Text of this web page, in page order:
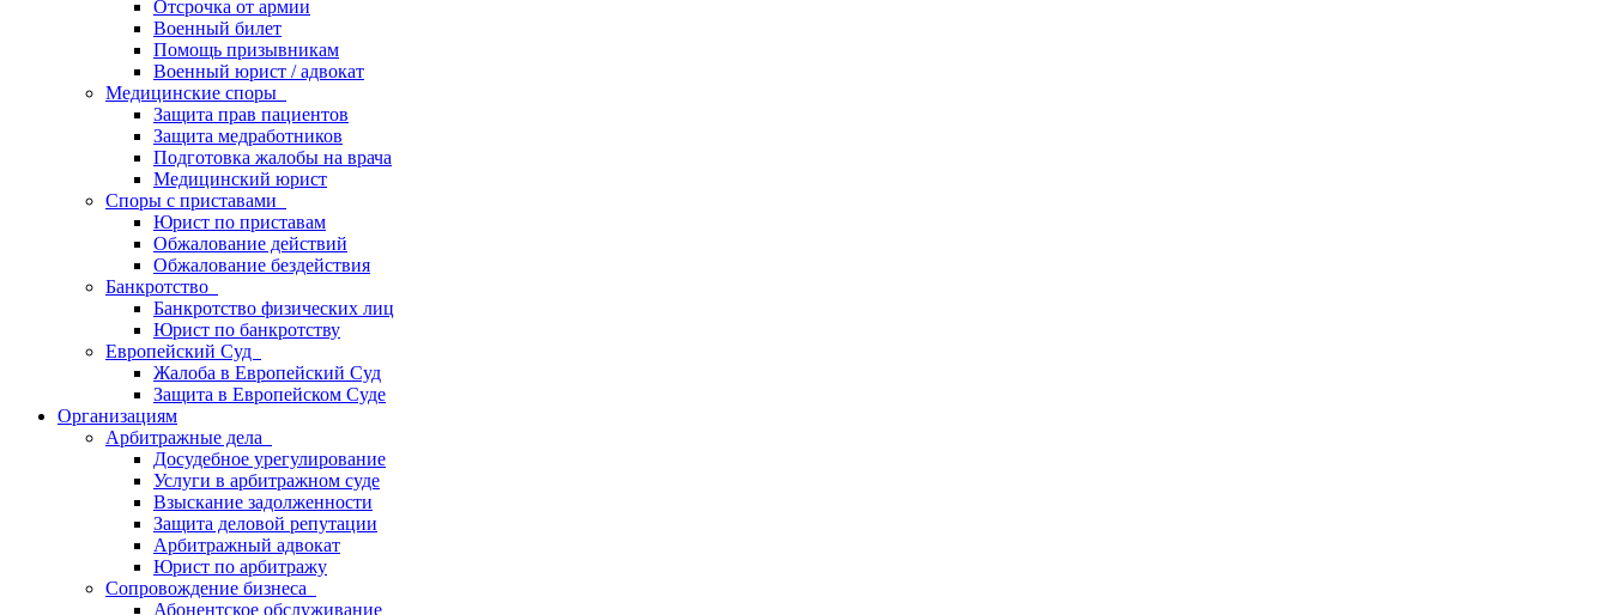
Отсрочка от армии
Военный билет
Помощь призывникам
Военный юрист / адвокат
Медицинские споры
Защита прав пациентов
Защита медработников
Подготовка жалобы на врача
Медицинский юрист
Споры с приставами
Юрист по приставам
Обжалование действий
Обжалование бездействия
Банкротство
Банкротство физических лиц
Юрист по банкротству
Европейский Суд
Жалоба в Европейский Суд
Защита в Европейском Суде
Организациям
Арбитражные дела
Досудебное урегулирование
Услуги в арбитражном суде
Взыскание задолженности
Защита деловой репутации
Арбитражный адвокат
Юрист по арбитражу
Сопровождение бизнеса
Абонентское обслуживание